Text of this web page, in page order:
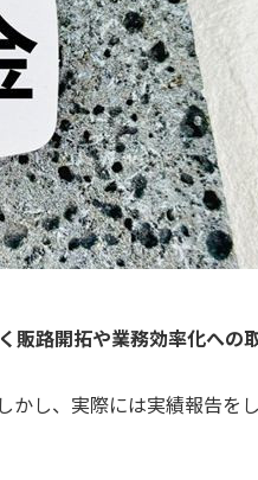
販路開拓や業務効率化への
かし、実際には実績報告を